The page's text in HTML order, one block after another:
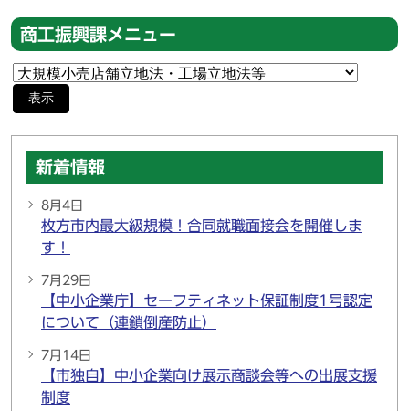
商工振興課メニュー
表示
新着情報
8月4日
枚方市内最大級規模！合同就職面接会を開催しま
す！
7月29日
【中小企業庁】セーフティネット保証制度1号認定
について（連鎖倒産防止）
7月14日
【市独自】中小企業向け展示商談会等への出展支援
制度